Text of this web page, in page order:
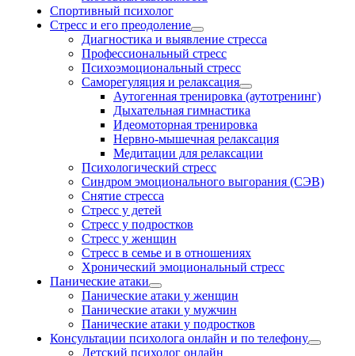
Спортивный психолог
Стресс и его преодоление
Диагностика и выявление стресса
Профессиональный стресс
Психоэмоциональный стресс
Саморегуляция и релаксация
Аутогенная тренировка (аутотренинг)
Дыхательная гимнастика
Идеомоторная тренировка
Нервно-мышечная релаксация
Медитации для релаксации
Психологический стресс
Синдром эмоционального выгорания (СЭВ)
Снятие стресса
Стресс у детей
Стресс у подростков
Стресс у женщин
Стресс в семье и в отношениях
Хронический эмоциональный стресс
Панические атаки
Панические атаки у женщин
Панические атаки у мужчин
Панические атаки у подростков
Консультации психолога онлайн и по телефону
Детский психолог онлайн